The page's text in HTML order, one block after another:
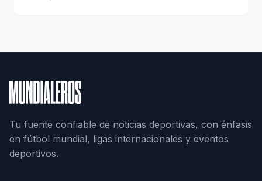
Tu fuente confiable de noticias deportivas, con énfasis
en fútbol mundial, ligas internacionales y eventos
deportivos.